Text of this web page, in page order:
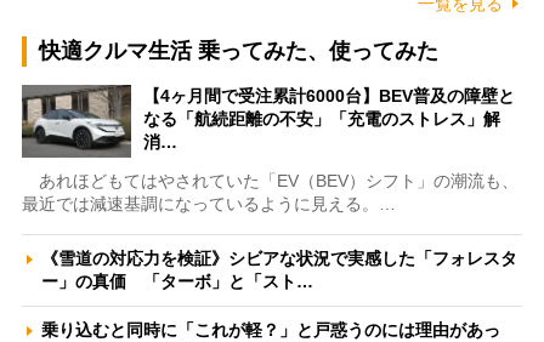
一覧を見る
快適クルマ生活 乗ってみた、使ってみた
【4ヶ月間で受注累計6000台】BEV普及の障壁と
なる「航続距離の不安」「充電のストレス」解
消…
あれほどもてはやされていた「EV（BEV）シフト」の潮流も、
最近では減速基調になっているように見える。…
《雪道の対応力を検証》シビアな状況で実感した「フォレスタ
ー」の真価 「ターボ」と「スト…
乗り込むと同時に「これが軽？」と戸惑うのには理由があっ